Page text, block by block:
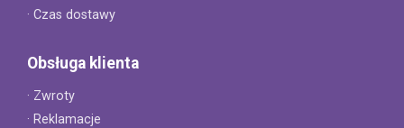
· Czas dostawy
Obsługa klienta
· Zwroty
· Reklamacje